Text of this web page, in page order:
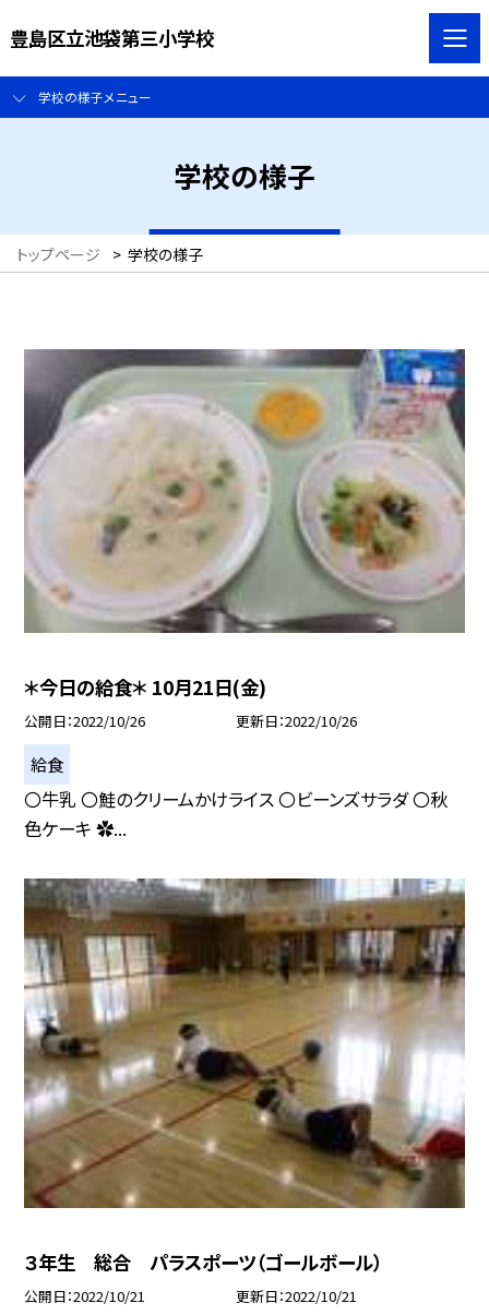
豊島区立池袋第三小学校
学校の様子メニュー
学校の様子
トップページ > 学校の様子
＊今日の給食＊ 10月21日(金)
公開日 2022/10/26 更新日 2022/10/26
給食
〇牛乳 〇鮭のクリームかけライス 〇ビーンズサラダ 〇秋
色ケーキ ✿...
３年生 総合 パラスポーツ（ゴールボール）
公開日 2022/10/21 更新日 2022/10/21